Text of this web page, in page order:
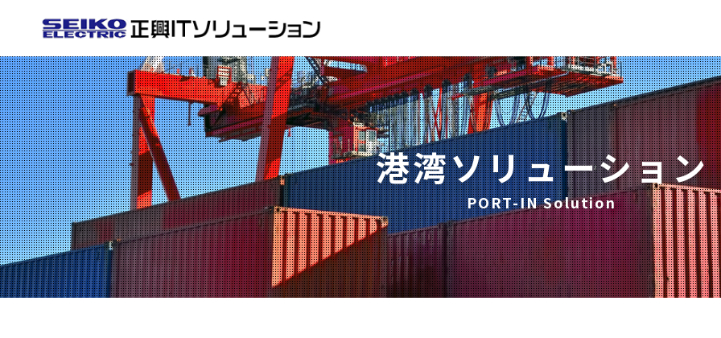
港湾ソリューション
PORT-IN Solution